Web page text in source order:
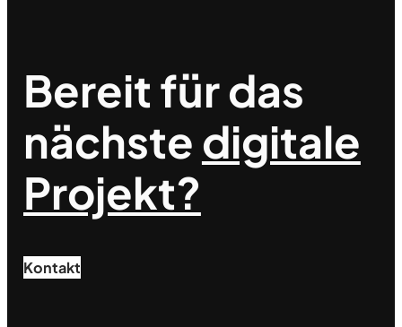
Bereit für das
nächstedigitale
Projekt?
Kontakt